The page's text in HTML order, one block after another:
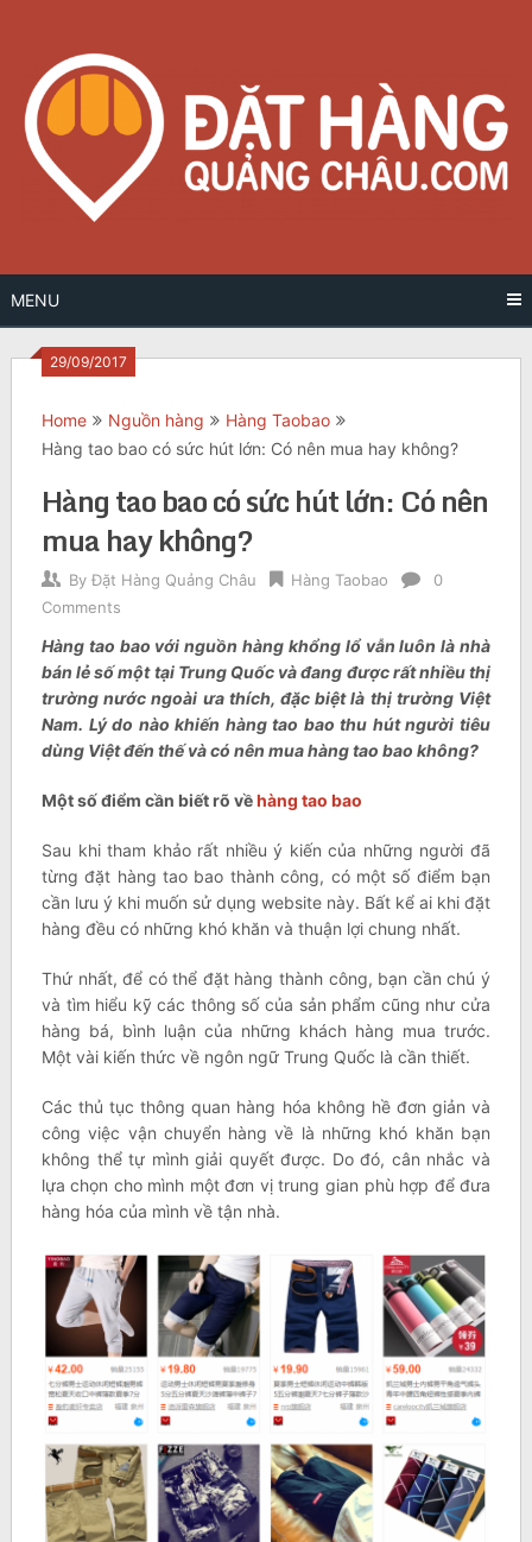
content
MENU
29/09/2017
Home Nguồn hàng
Hàng Taobao
Hàng tao bao có sức hút lớn: Có nên mua hay không?
Hàng tao bao có sức hút lớn: Có nên
mua hay không?
By Đặt Hàng Quảng Châu Hàng Taobao
0
Comments
Hàng tao bao với nguồn hàng khổng lổ vẫn luôn là nhà
bán lẻ số một tại Trung Quốc và đang được rất nhiều thị
trường nước ngoài ưa thích, đặc biệt là thị trường Việt
Nam. Lý do nào khiến hàng tao bao thu hút người tiêu
dùng Việt đến thế và có nên mua hàng tao bao không?
Một số điểm cần biết rõ vềhàng tao bao
Sau khi tham khảo rất nhiều ý kiến của những người đã
từng đặt hàng tao bao thành công, có một số điểm bạn
cần lưu ý khi muốn sử dụng website này. Bất kể ai khi đặt
hàng đều có những khó khăn và thuận lợi chung nhất.
Thứ nhất, để có thể đặt hàng thành công, bạn cần chú ý
và tìm hiểu kỹ các thông số của sản phẩm cũng như cửa
hàng bá, bình luận của những khách hàng mua trước.
Một vài kiến thức về ngôn ngữ Trung Quốc là cần thiết.
Các thủ tục thông quan hàng hóa không hề đơn giản và
công việc vận chuyển hàng về là những khó khăn bạn
không thể tự mình giải quyết được. Do đó, cân nhắc và
lựa chọn cho mình một đơn vị trung gian phù hợp để đưa
hàng hóa của mình về tận nhà.